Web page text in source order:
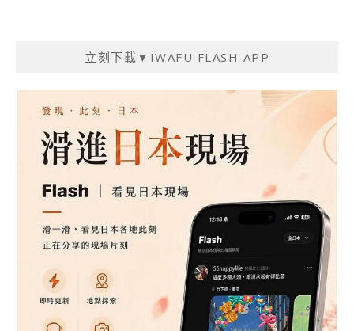
立刻下載▼IWAFU FLASH APP